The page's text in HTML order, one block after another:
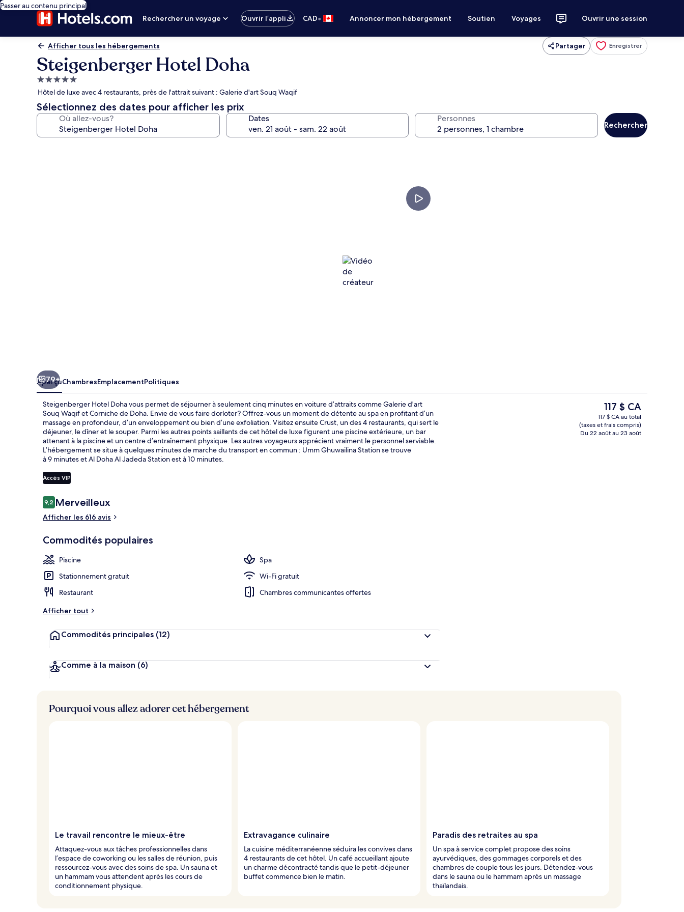
Passer au contenu principal
Rechercher un voyage
Ouvrir l’appli CAD• Annoncer mon hébergement Soutien Voyages Ouvrir une session
Afficher tous les hébergements Partager Enregistrer
Steigenberger Hotel Doha
Hébergement
5.0 étoiles
Hôtel de luxe avec 4 restaurants, près de l'attrait suivant : Galerie d'art Souq Waqif
Sélectionnez des dates pour afficher les prix
Où allez-vous? Dates Personnes
Rechercher
Extérieur 4 restaurants servant le déjeuner, le
79+
AperçuChambresEmplacementPolitiques
Steigenberger Hotel Doha vous permet de séjourner à seulement cinq minutes en voiture d’attraits comme Galerie d'art
Souq Waqif et Corniche de Doha. Envie de vous faire dorloter? Offrez-vous un moment de détente au spa en profitant d’un
massage en profondeur, d’un enveloppement ou bien d’une exfoliation. Visitez ensuite Crust, un des 4 restaurants, qui sert le
déjeuner, le dîner ​et le souper. Parmi les autres points saillants de cet hôtel de luxe figurent une piscine extérieure, un bar
attenant à la piscine et un centre d’entraînement physique. Les autres voyageurs apprécient vraiment le personnel serviable.
L’hébergement se situe à quelques minutes de marche du transport en commun : Umm Ghuwailina Station se trouve
à 9 minutes et Al Doha Al Jadeda Station est à 10 minutes.
Accès VIP
Avis
9,29,2 sur 10 –
Merveilleux
Afficher les 616 avis
Commodités populaires
Piscine
Spa
Stationnement gratuit
Wi-Fi gratuit
Restaurant
Chambres communicantes offertes
Afficher tout
Commodités principales (12)
Comme à la maison (6)
Le
prix
actuel
est
117 $ CA
117 $ CA au total
(taxes et frais compris)
Du 22 août au 23 août
Pourquoi vous allez adorer cet hébergement
Le travail rencontre le mieux-être
Attaquez-vous aux tâches professionnelles dans
l’espace de coworking ou les salles de réunion, puis
ressourcez-vous avec des soins de spa. Un sauna et
un hammam vous attendent après les cours de
conditionnement physique.
Extravagance culinaire
La cuisine méditerranéenne séduira les convives dans
4 restaurants de cet hôtel. Un café accueillant ajoute
un charme décontracté tandis que le petit-déjeuner
buffet commence bien le matin.
Paradis des retraites au spa
Un spa à service complet propose des soins
ayurvédiques, des gommages corporels et des
chambres de couple tous les jours. Détendez-vous
dans le sauna ou le hammam après un massage
thaïlandais.